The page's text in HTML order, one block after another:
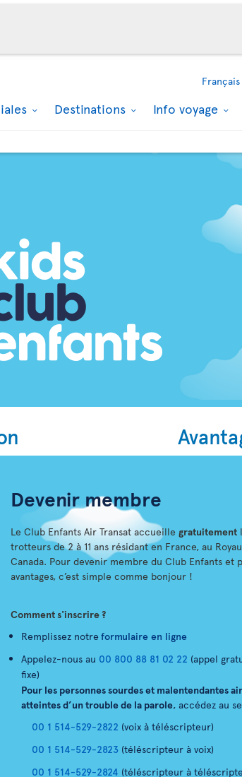
Destinations Info voyage
Devenir membre
Le Club Enfants Air Transat accueille gratuitement
trotteurs de 2 à 11 ans résidant en France, au
Canada. Pour devenir membre du Club Enfants et
avantages, c’est simple comme bonjour !
Comment s'inscrire ?
Remplissez notre formulaire en ligne
Appelez-nous au 00 800 88 81 02 22 (appel
fixe)
Pour les personnes sourdes et malentendantes
atteintes d’un trouble de la parole, accédez au
00 1 514-529-2822 (voix à téléscripteur)
00 1 514-529-2823 (téléscripteur à voix)
00 1 514-529-2824 (téléscripteur à